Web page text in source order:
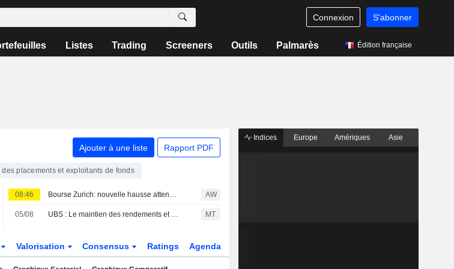
Connexion S'abonner
Listes Trading Screeners Outils Palmarès Édition française
Ajouter à une liste Rapport PDF
des placements et exploitants de fonds
08:46 Bourse Zurich: nouvelle hausse attendue à l'ouverture AW
05/08 UBS : Le maintien des rendements et la distribution de capital devraient favoriser une revalorisation, selon RBC MT
Valorisation Consensus Ratings Agenda
Indices Europe Amériques Asie